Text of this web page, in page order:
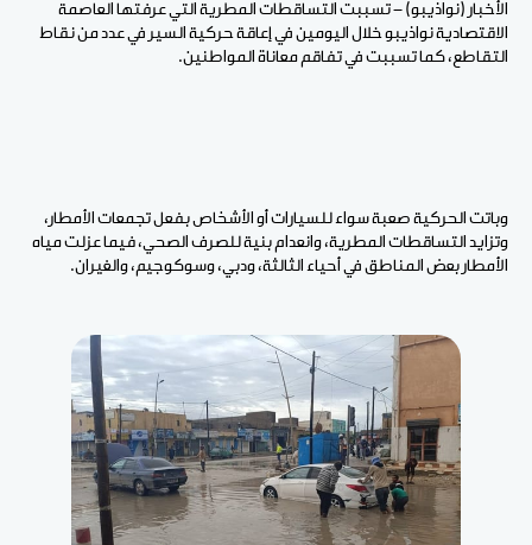
الأخبار (نواذيبو) - تسببت التساقطات المطرية التي عرفتها العاصمة
الاقتصادية نواذيبو خلال اليومين في إعاقة حركية السير في عدد من نقاط
التقاطع، كما تسببت في تفاقم معاناة المواطنين.
وباتت الحركية صعبة سواء للسيارات أو الأشخاص بفعل تجمعات الأمطار،
وتزايد التساقطات المطرية، وانعدام بنية للصرف الصحي، فيما عزلت مياه
الأمطار بعض المناطق في أحياء الثالثة، ودبي، وسوكوجيم، والغيران.